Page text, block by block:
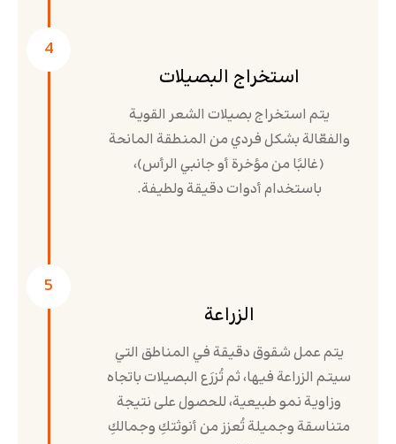
استخراج البصيلات
يتم استخراج بصيلات الشعر القوية
والفعّالة بشكل فردي من المنطقة المانحة
(غالبًا من مؤخرة أو جانبي الرأس)،
باستخدام أدوات دقيقة ولطيفة.
4
الزراعة
يتم عمل شقوق دقيقة في المناطق التي
سيتم الزراعة فيها، ثم تُزرَع البصيلات باتجاه
وزاوية نمو طبيعية، للحصول على نتيجة
متناسقة وجميلة تُعزز من أنوثتكِ وجمالكِ
5